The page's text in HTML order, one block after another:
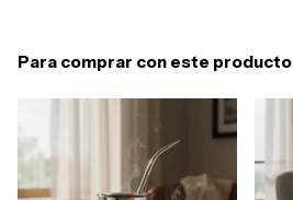
Para comprar con este producto